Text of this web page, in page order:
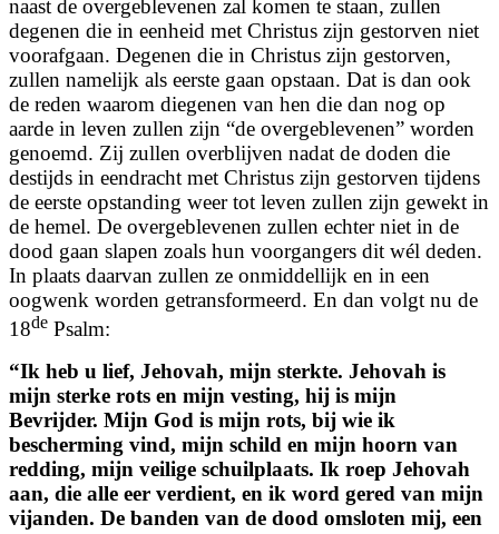
naast de overgeblevenen zal komen te staan, zullen
degenen die in eenheid met Christus zijn gestorven niet
voorafgaan. Degenen die in Christus zijn gestorven,
zullen namelijk als eerste gaan opstaan. Dat is dan ook
de reden waarom diegenen van hen die dan nog op
aarde in leven zullen zijn “de overgeblevenen” worden
genoemd. Zij zullen overblijven nadat de doden die
destijds in eendracht met Christus zijn gestorven tijdens
de eerste opstanding weer tot leven zullen zijn gewekt in
de hemel. De overgeblevenen zullen echter niet in de
dood gaan slapen zoals hun voorgangers dit wél deden.
In plaats daarvan zullen ze onmiddellijk en in een
oogwenk worden getransformeerd. En dan volgt nu de
18de Psalm:
“Ik heb u lief, Jehovah, mijn sterkte. Jehovah is
mijn sterke rots en mijn vesting, hij is mijn
Bevrijder. Mijn God is mijn rots, bij wie ik
bescherming vind, mijn schild en mijn hoorn van
redding, mijn veilige schuilplaats. Ik roep Jehovah
aan, die alle eer verdient, en ik word gered van mijn
vijanden. De banden van de dood omsloten mij, een